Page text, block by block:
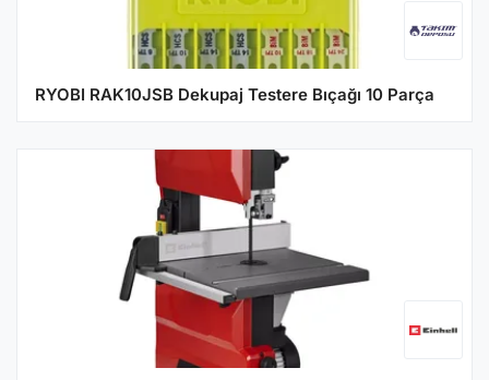
RYOBI RAK10JSB Dekupaj Testere Bıçağı 10 Parça